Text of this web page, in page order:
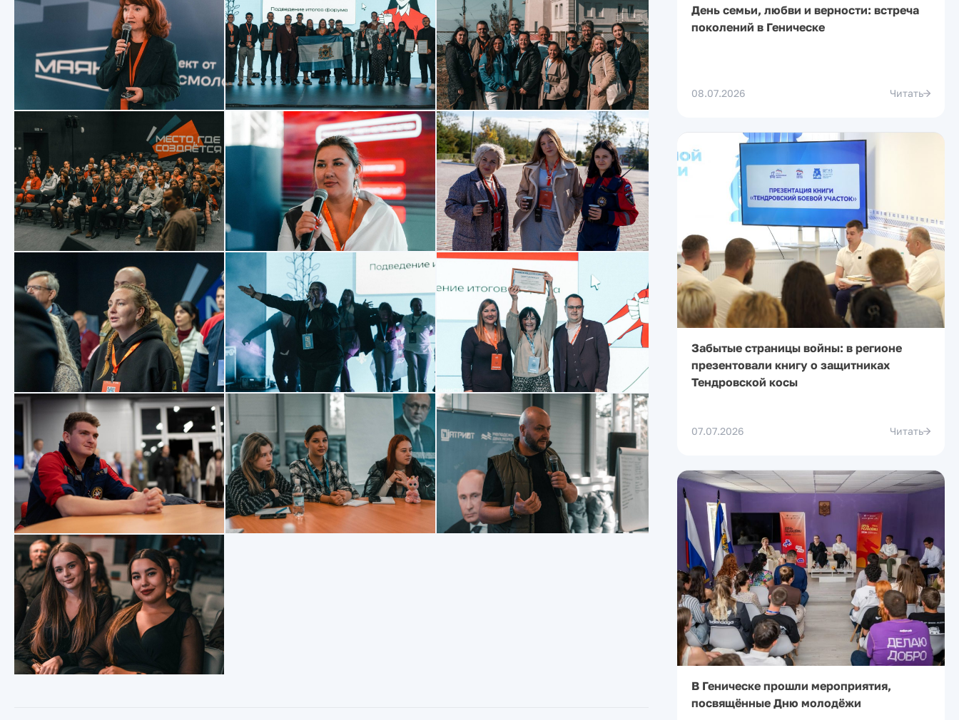
День семьи, любви и верности: встреча
поколений в Геническе
08.07.2026 Читать
Забытые страницы войны: в регионе
презентовали книгу о защитниках
Тендровской косы
07.07.2026 Читать
В Геническе прошли мероприятия,
посвящённые Дню молодёжи